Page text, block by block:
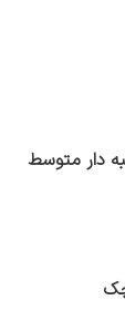
دار متوسط